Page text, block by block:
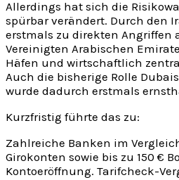
Allerdings hat sich die
spürbar verändert. Durch den
erstmals zu direkten Angriffen
Vereinigten Arabischen
Häfen und wirtschaftlich
Auch die bisherige Rolle
wurde dadurch erstmals
Kurzfristig führte das zu:
Zahlreiche Banken im
Girokonten sowie bis zu 150 €
Kontoeröffnung. Tarifcheck-